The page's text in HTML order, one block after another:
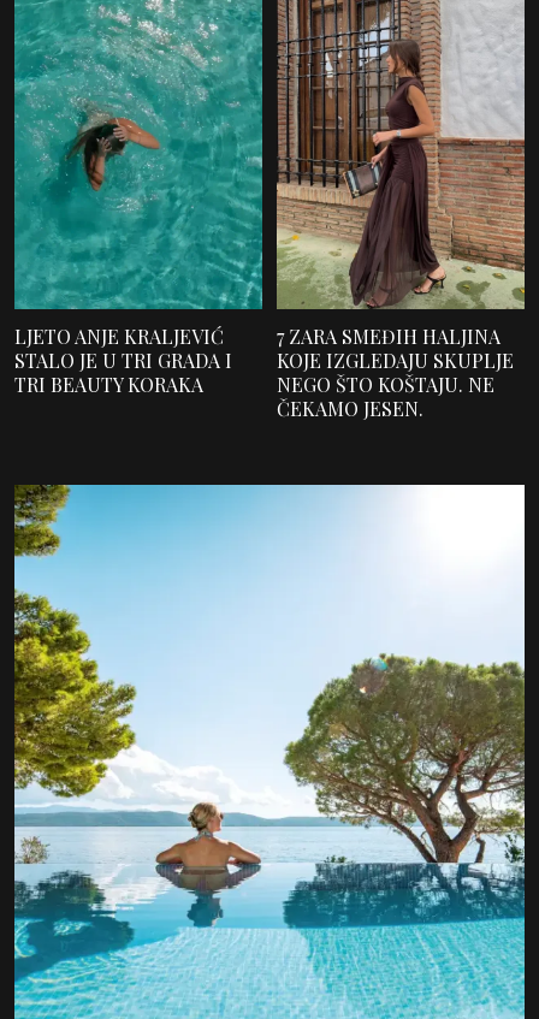
LJETO ANJE KRALJEVIĆ
STALO JE U TRI GRADA I
TRI BEAUTY KORAKA
7 ZARA SMEĐIH HALJINA
KOJE IZGLEDAJU SKUPLJE
NEGO ŠTO KOŠTAJU. NE
ČEKAMO JESEN.